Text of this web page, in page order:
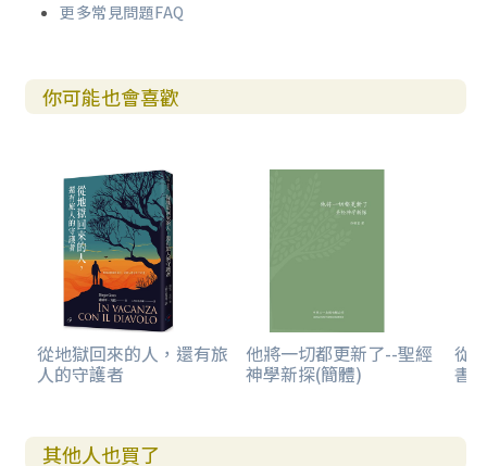
更多常見問題FAQ
你可能也會喜歡
從地獄回來的人，還有旅
人的守護者
他將一切都更新了--聖經
神學新探(簡體)
從
書
其他人也買了